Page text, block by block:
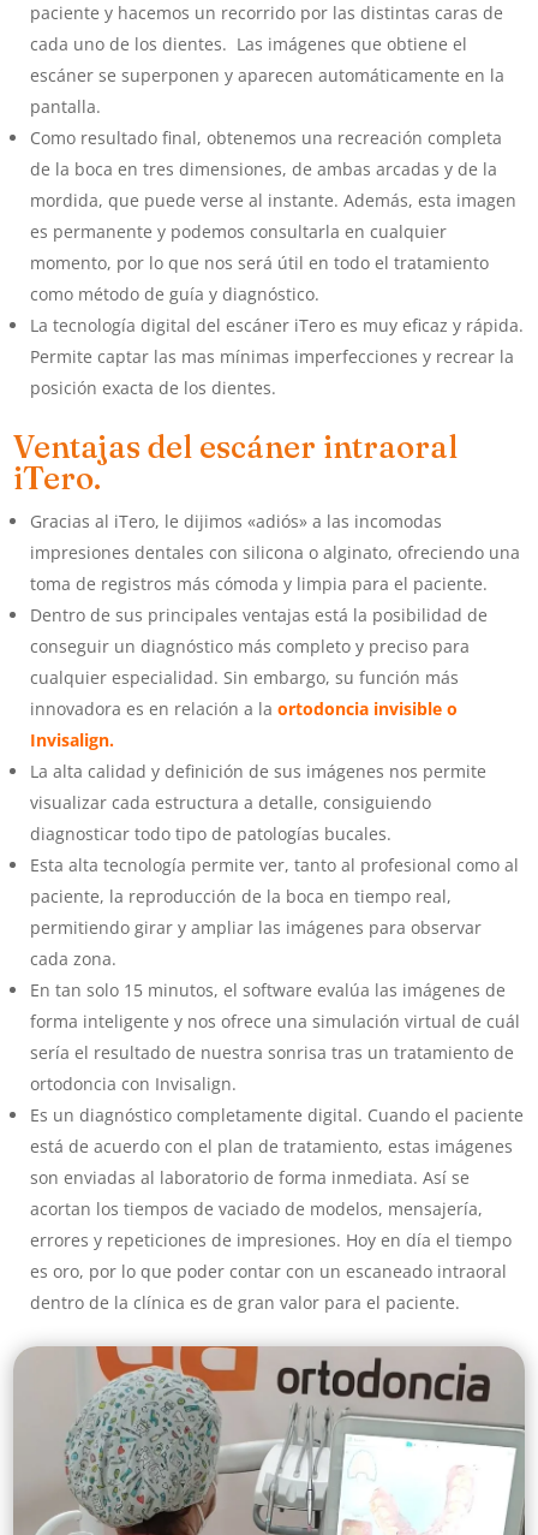
paciente y hacemos un recorrido por las distintas caras de
cada uno de los dientes. Las imágenes que obtiene el
escáner se superponen y aparecen automáticamente en la
pantalla.
Como resultado final, obtenemos una recreación completa
de la boca en tres dimensiones, de ambas arcadas y de la
mordida, que puede verse al instante. Además, esta imagen
es permanente y podemos consultarla en cualquier
momento, por lo que nos será útil en todo el tratamiento
como método de guía y diagnóstico.
La tecnología digital del escáner iTero es muy eficaz y rápida.
Permite captar las mas mínimas imperfecciones y recrear la
posición exacta de los dientes.
Ventajas del escáner intraoral
iTero.
Gracias al iTero, le dijimos «adiós» a las incomodas
impresiones dentales con silicona o alginato, ofreciendo una
toma de registros más cómoda y limpia para el paciente.
Dentro de sus principales ventajas está la posibilidad de
conseguir un diagnóstico más completo y preciso para
cualquier especialidad. Sin embargo, su función más
innovadora es en relación a la ortodoncia invisible o
Invisalign.
La alta calidad y definición de sus imágenes nos permite
visualizar cada estructura a detalle, consiguiendo
diagnosticar todo tipo de patologías bucales.
Esta alta tecnología permite ver, tanto al profesional como al
paciente, la reproducción de la boca en tiempo real,
permitiendo girar y ampliar las imágenes para observar
cada zona.
En tan solo 15 minutos, el software evalúa las imágenes de
forma inteligente y nos ofrece una simulación virtual de cuál
sería el resultado de nuestra sonrisa tras un tratamiento de
ortodoncia con Invisalign.
Es un diagnóstico completamente digital. Cuando el paciente
está de acuerdo con el plan de tratamiento, estas imágenes
son enviadas al laboratorio de forma inmediata. Así se
acortan los tiempos de vaciado de modelos, mensajería,
errores y repeticiones de impresiones. Hoy en día el tiempo
es oro, por lo que poder contar con un escaneado intraoral
dentro de la clínica es de gran valor para el paciente.